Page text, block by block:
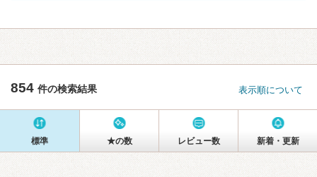
854 件の検索結果 表示順について
標準 ★の数 レビュー数 新着・更新